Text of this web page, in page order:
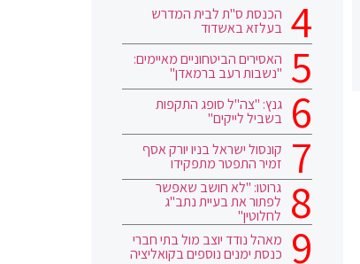
הכנסת ס"ת לבית המדרש
בעלזא באשדוד
האסירים הביטחוניים מאיימים:
"נשבות רעב ברמאדן"
גנץ: "צה"ל סופג התקפות
בשביל לייקים"
קונסול ישראל בניו יורק אסף
זמיר התפטר מתפקידו
גרוטו: "לא חושב שאפשר
לפתור את בעיית נתב"ג
לחלוטין"
מאהל נודד יוצב מול בתי חברי
כנסת ימנים נוספים בקואליציה